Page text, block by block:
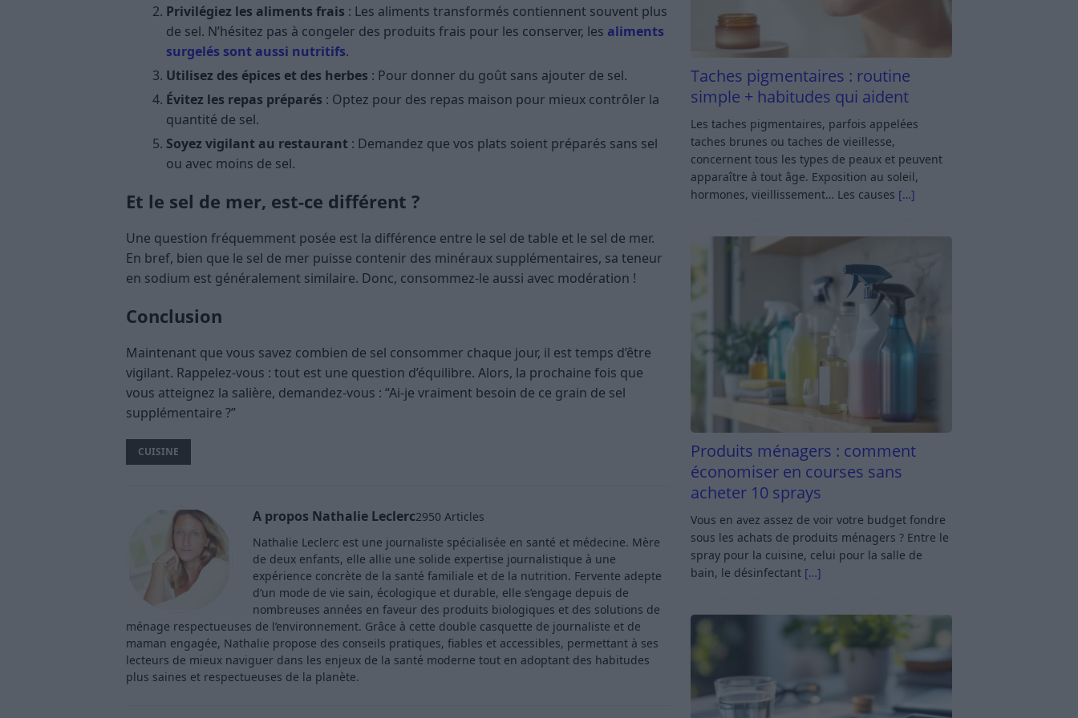
Privilégiez les aliments frais : Les aliments transformés contiennent souvent plus
de sel. N’hésitez pas à congeler des produits frais pour les conserver, les aliments
surgelés sont aussi nutritifs.
Utilisez des épices et des herbes : Pour donner du goût sans ajouter de sel.
Évitez les repas préparés : Optez pour des repas maison pour mieux contrôler la
quantité de sel.
Soyez vigilant au restaurant : Demandez que vos plats soient préparés sans sel
ou avec moins de sel.
Et le sel de mer, est-ce différent ?
Une question fréquemment posée est la différence entre le sel de table et le sel de mer.
En bref, bien que le sel de mer puisse contenir des minéraux supplémentaires, sa teneur
en sodium est généralement similaire. Donc, consommez-le aussi avec modération !
Conclusion
Maintenant que vous savez combien de sel consommer chaque jour, il est temps d’être
vigilant. Rappelez-vous : tout est une question d’équilibre. Alors, la prochaine fois que
vous atteignez la salière, demandez-vous : “Ai-je vraiment besoin de ce grain de sel
supplémentaire ?”
CUISINE
A propos Nathalie Leclerc2950 Articles
Nathalie Leclerc est une journaliste spécialisée en santé et médecine. Mère
de deux enfants, elle allie une solide expertise journalistique à une
expérience concrète de la santé familiale et de la nutrition. Fervente adepte
d’un mode de vie sain, écologique et durable, elle s’engage depuis de
nombreuses années en faveur des produits biologiques et des solutions de
ménage respectueuses de l’environnement. Grâce à cette double casquette de journaliste et de
maman engagée, Nathalie propose des conseils pratiques, fiables et accessibles, permettant à ses
lecteurs de mieux naviguer dans les enjeux de la santé moderne tout en adoptant des habitudes
plus saines et respectueuses de la planète.
Taches pigmentaires : routine
simple + habitudes qui aident
Les taches pigmentaires, parfois appelées
taches brunes ou taches de vieillesse,
concernent tous les types de peaux et peuvent
apparaître à tout âge. Exposition au soleil,
hormones, vieillissement… Les causes […]
Produits ménagers : comment
économiser en courses sans
acheter 10 sprays
Vous en avez assez de voir votre budget fondre
sous les achats de produits ménagers ? Entre le
spray pour la cuisine, celui pour la salle de
bain, le désinfectant […]